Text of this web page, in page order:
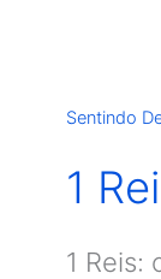
Sentindo
1
1 Reis: